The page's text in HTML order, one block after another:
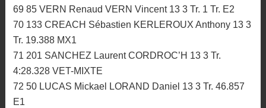
69 85 VERN Renaud VERN Vincent 13 3 Tr. 1 Tr. E2
70 133 CREACH Sébastien KERLEROUX Anthony 13 3
Tr. 19.388 MX1
71 201 SANCHEZ Laurent CORDROC’H 13 3 Tr.
4:28.328 VET-MIXTE
72 50 LUCAS Mickael LORAND Daniel 13 3 Tr. 46.857
E1